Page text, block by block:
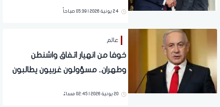
24 يونية 2026 | 05:39 صباحاً
عالم
خوفا من انهيار اتفاق واشنطن
وطهران.. مسؤولون غربيون يطالبون
20 يونية 2026 | 02:45 مساءً